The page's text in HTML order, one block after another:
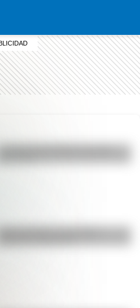
Duda resuelta: ¿es el Truco